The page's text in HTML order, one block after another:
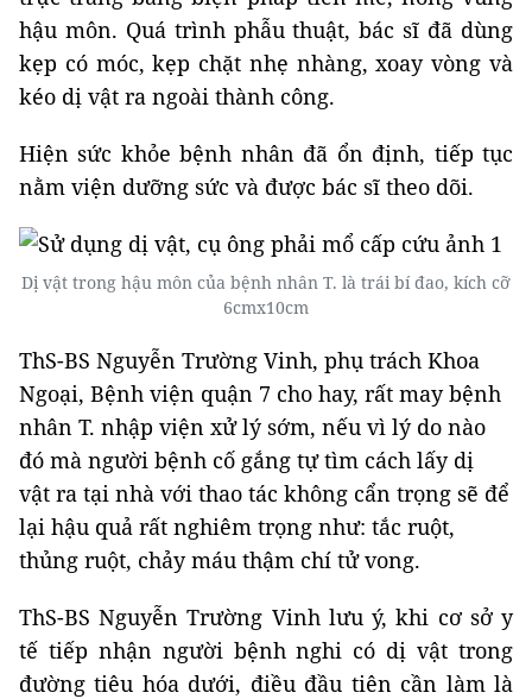
hậu môn. Quá trình phẫu thuật, bác sĩ đã dùng
kẹp có móc, kẹp chặt nhẹ nhàng, xoay vòng và
kéo dị vật ra ngoài thành công.
Hiện sức khỏe bệnh nhân đã ổn định, tiếp tục
nằm viện dưỡng sức và được bác sĩ theo dõi.
Dị vật trong hậu môn của bệnh nhân T. là trái bí đao, kích cỡ
6cmx10cm
ThS-BS Nguyễn Trường Vinh, phụ trách Khoa
Ngoại, Bệnh viện quận 7 cho hay, rất may bệnh
nhân T. nhập viện xử lý sớm, nếu vì lý do nào
đó mà người bệnh cố gắng tự tìm cách lấy dị
vật ra tại nhà với thao tác không cẩn trọng sẽ để
lại hậu quả rất nghiêm trọng như: tắc ruột,
thủng ruột, chảy máu thậm chí tử vong.
ThS-BS Nguyễn Trường Vinh lưu ý, khi cơ sở y
tế tiếp nhận người bệnh nghi có dị vật trong
đường tiêu hóa dưới, điều đầu tiên cần làm là